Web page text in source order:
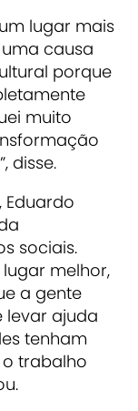
lugar mais
causa
porque
muito
disse.‌
, Eduardo
sociais.
melhor,
a gente
levar ajuda
tenham
trabalho